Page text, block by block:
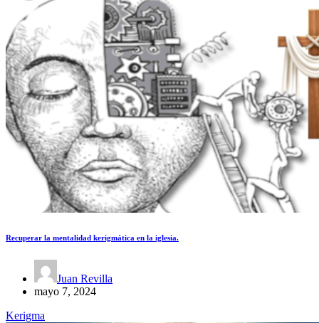
Recuperar la mentalidad kerigmática en la iglesia.
Juan Revilla
mayo 7, 2024
Kerigma